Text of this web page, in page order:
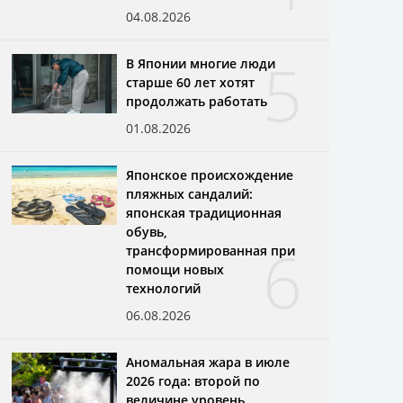
04.08.2026
5
В Японии многие люди
старше 60 лет хотят
продолжать работать
01.08.2026
6
Японское происхождение
пляжных сандалий:
японская традиционная
обувь,
трансформированная при
помощи новых
технологий
06.08.2026
Аномальная жара в июле
2026 года: второй по
величине уровень